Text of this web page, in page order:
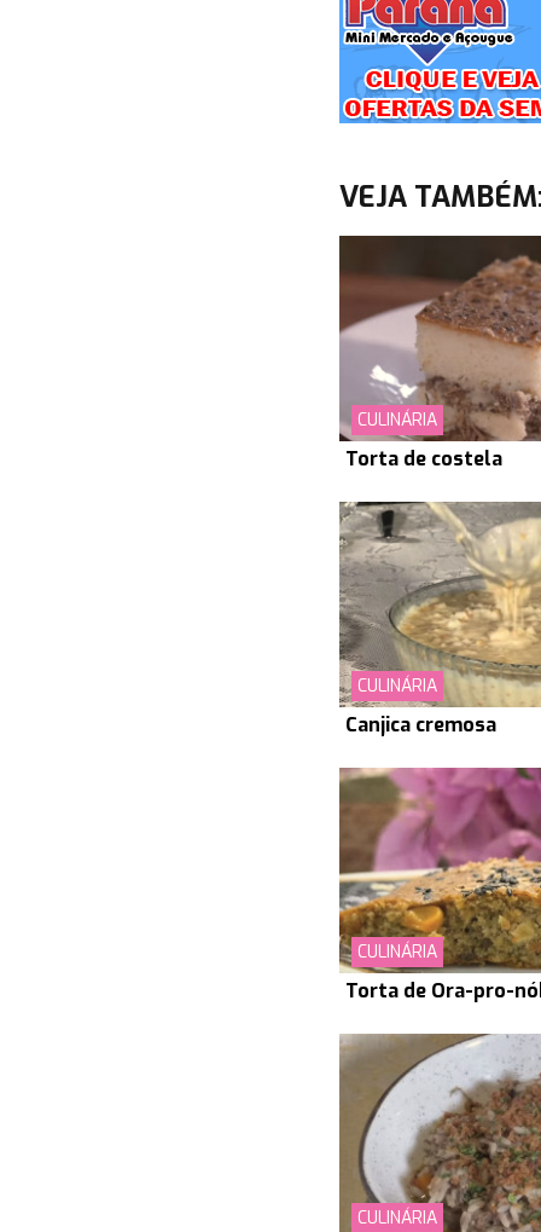
VEJA
CULINÁRIA
Torta de costela
CULINÁRIA
Canjica cremosa
CULINÁRIA
Torta de Ora-pro-
CULINÁRIA